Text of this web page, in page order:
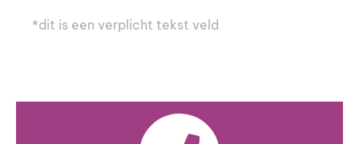
*dit is een verplicht tekst veld